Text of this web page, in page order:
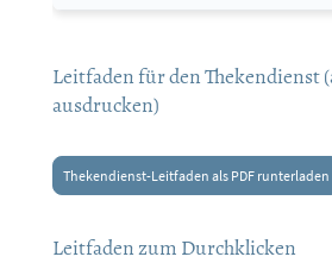
Leitfaden für den Thekendienst
ausdrucken)
Thekendienst-Leitfaden als PDF runterladen
Leitfaden zum Durchklicken